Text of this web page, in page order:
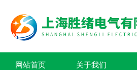
网站首页 关于我们